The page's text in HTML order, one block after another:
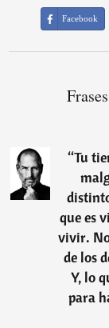
Facebook
“Tu
que es
vivir.
de los
Y, lo
para